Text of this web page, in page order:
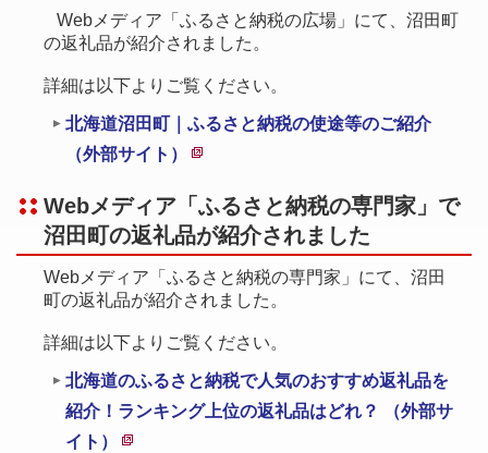
ー
ジ
き
す
Webメディア「ふるさと納税の広場」にて、沼田町
の返礼品が紹介されました。
詳細は以下よりご覧ください。
北海道沼田町｜ふるさと納税の使途等のご紹介
（外部サイト）
規
ペ
ー
ジ
き
ま
Webメディア「ふるさと納税の専門家」で
沼田町の返礼品が紹介されました
Webメディア「ふるさと納税の専門家」にて、沼田
町の返礼品が紹介されました。
詳細は以下よりご覧ください。
北海道のふるさと納税で人気のおすすめ返礼品を
紹介！ランキング上位の返礼品はどれ？ （外部サ
イト）